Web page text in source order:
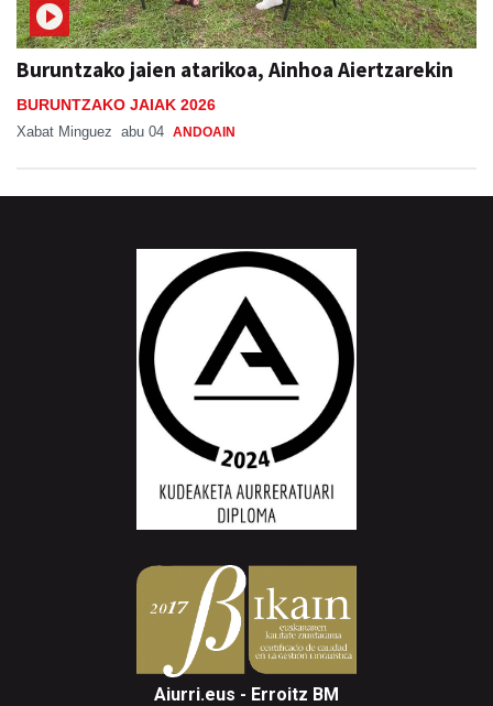
Buruntzako jaien atarikoa, Ainhoa Aiertzarekin
BURUNTZAKO JAIAK 2026
Xabat Minguez abu 04 ANDOAIN
Aiurri.eus - Erroitz BM